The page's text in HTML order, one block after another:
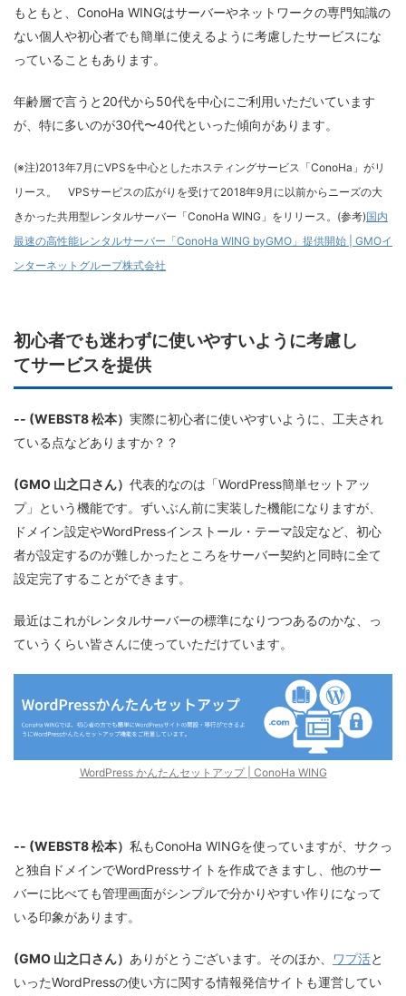
もともと、ConoHa WINGはサーバーやネットワークの専門知識の
ない個人や初心者でも簡単に使えるように考慮したサービスにな
っていることもあります。
年齢層で言うと20代から50代を中心にご利用いただいています
が、特に多いのが30代〜40代といった傾向があります。
(※注)2013年7月にVPSを中心としたホスティングサービス「ConoHa」がリ
リース。 VPSサービスの広がりを受けて2018年9月に以前からニーズの大
きかった共用型レンタルサーバー「ConoHa WING」をリリース。(参考)国内
最速の高性能レンタルサーバー「ConoHa WING byGMO」提供開始 | GMOイ
ンターネットグループ株式会社
初心者でも迷わずに使いやすいように考慮し
てサービスを提供
-- (WEBST8 松本） 実際に初心者に使いやすいように、工夫され
ている点などありますか？？
(GMO 山之口さん） 代表的なのは「WordPress簡単セットアッ
プ」という機能です。ずいぶん前に実装した機能になりますが、
ドメイン設定やWordPressインストール・テーマ設定など、初心
者が設定するのが難しかったところをサーバー契約と同時に全て
設定完了することができます。
最近はこれがレンタルサーバーの標準になりつつあるのかな、っ
ていうくらい皆さんに使っていただけています。
WordPress かんたんセットアップ | ConoHa WING
-- (WEBST8 松本） 私もConoHa WINGを使っていますが、サクっ
と独自ドメインでWordPressサイトを作成できますし、他のサー
バーに比べても管理画面がシンプルで分かりやすい作りになって
いる印象があります。
(GMO 山之口さん） ありがとうございます。そのほか、 ワプ活と
いったWordPressの使い方に関する情報発信サイトも運営してい